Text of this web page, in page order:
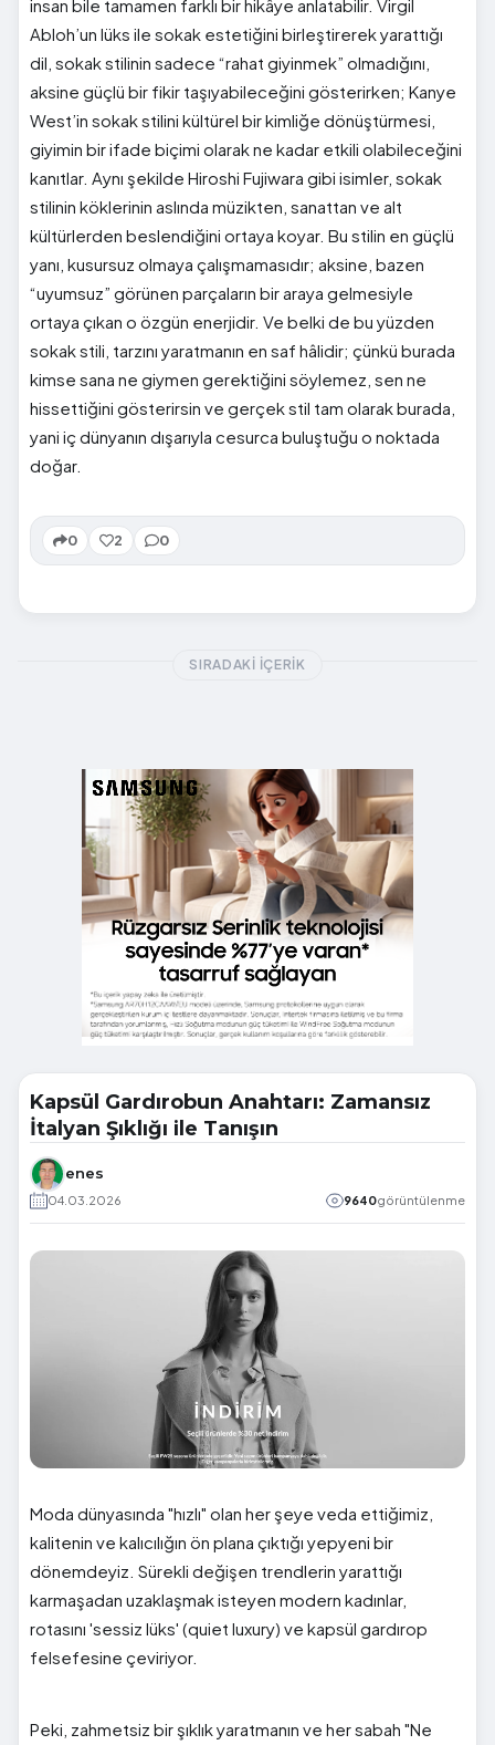
insan bile tamamen farklı bir hikâye anlatabilir. Virgil
Abloh’un lüks ile sokak estetiğini birleştirerek yarattığı
dil, sokak stilinin sadece “rahat giyinmek” olmadığını,
aksine güçlü bir fikir taşıyabileceğini gösterirken; Kanye
West’in sokak stilini kültürel bir kimliğe dönüştürmesi,
giyimin bir ifade biçimi olarak ne kadar etkili olabileceğini
kanıtlar. Aynı şekilde Hiroshi Fujiwara gibi isimler, sokak
stilinin köklerinin aslında müzikten, sanattan ve alt
kültürlerden beslendiğini ortaya koyar. Bu stilin en güçlü
yanı, kusursuz olmaya çalışmamasıdır; aksine, bazen
“uyumsuz” görünen parçaların bir araya gelmesiyle
ortaya çıkan o özgün enerjidir. Ve belki de bu yüzden
sokak stili, tarzını yaratmanın en saf hâlidir; çünkü burada
kimse sana ne giymen gerektiğini söylemez, sen ne
hissettiğini gösterirsin ve gerçek stil tam olarak burada,
yani iç dünyanın dışarıyla cesurca buluştuğu o noktada
doğar.
0 2 0
SIRADAKI İÇERIK
Kapsül Gardırobun Anahtarı: Zamansız
İtalyan Şıklığı ile Tanışın
enes
04.03.2026 9640görüntülenme
Moda dünyasında "hızlı" olan her şeye veda ettiğimiz,
kalitenin ve kalıcılığın ön plana çıktığı yepyeni bir
dönemdeyiz. Sürekli değişen trendlerin yarattığı
karmaşadan uzaklaşmak isteyen modern kadınlar,
rotasını 'sessiz lüks' (quiet luxury) ve kapsül gardırop
felsefesine çeviriyor.
Peki, zahmetsiz bir şıklık yaratmanın ve her sabah "Ne